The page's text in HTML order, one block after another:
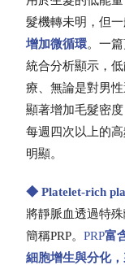
髮機轉未明，但
增加微循環。一
統合分析顯示，
療、無論是對男
顯著增加毛髮密
每週四次以上的
明顯。
◆ Platelet-rich
將靜脈血透過特
簡稱PRP。PRP富
細胞增生與分化